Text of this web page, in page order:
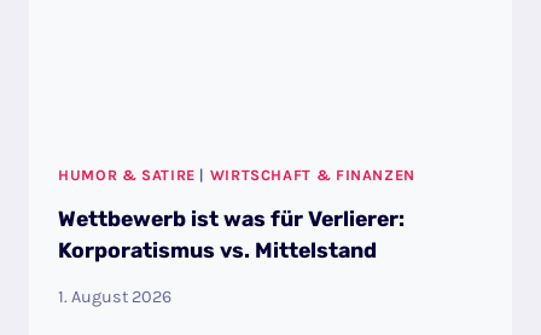
HUMOR & SATIRE | WIRTSCHAFT & FINANZEN
Wettbewerb ist was für Verlierer:
Korporatismus vs. Mittelstand
1. August 2026